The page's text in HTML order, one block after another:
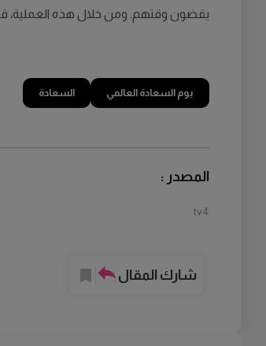
يقضون وقتهم. ومن خلال هذه العملية،
يوم السعادة العالمي السعادة
المصدر :
tv4
شارك المقال